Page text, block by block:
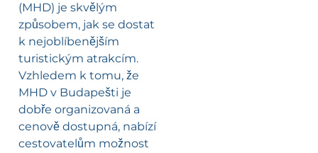
(MHD) je skvělým
způsobem, jak se dostat
k nejoblíbenějším
turistickým atrakcím.
Vzhledem k tomu, že
MHD v Budapešti je
dobře organizovaná a
cenově dostupná, nabízí
cestovatelům možnost